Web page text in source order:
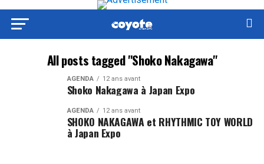
All posts tagged "Shoko Nakagawa"
AGENDA 12 ans avant
Shoko Nakagawa à Japan Expo
AGENDA 12 ans avant
SHOKO NAKAGAWA et RHYTHMIC TOY WORLD
à Japan Expo